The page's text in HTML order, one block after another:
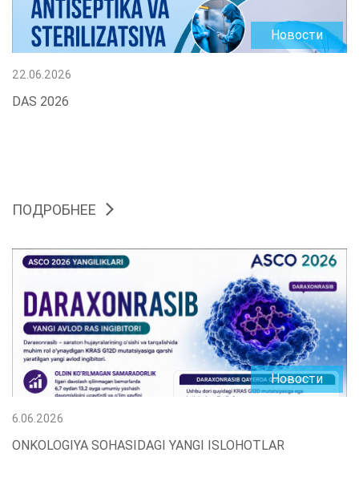
Новости
22.06.2026
DAS 2026
ПОДРОБНЕЕ
Новости
6.06.2026
ONKOLOGIYA SOHASIDAGI YANGI ISLOHOTLAR